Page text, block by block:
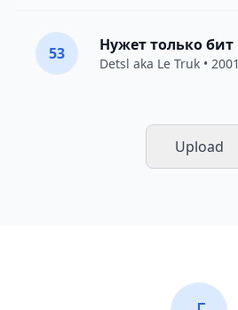
53 Нужет только бит
Detsl aka Le Truk • 2001
Upload